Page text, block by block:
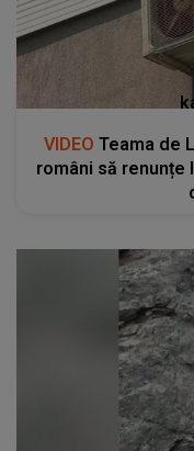
VIDEO Teama de
români să renunțe